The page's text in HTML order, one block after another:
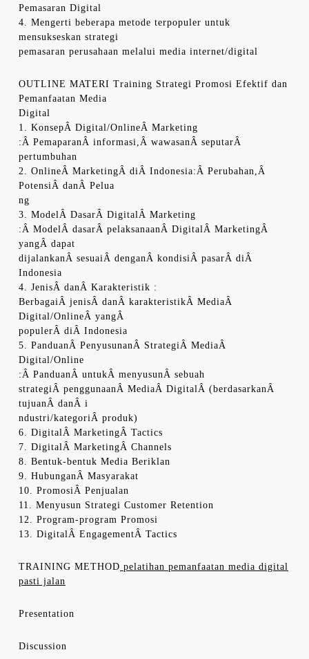
Pemasaran Digital
4. Mengerti beberapa metode terpopuler untuk
mensukseskan strategi
pemasaran perusahaan melalui media internet/digital
OUTLINE MATERI Training Strategi Promosi Efektif dan
Pemanfaatan Media
Digital
1. KonsepÂ Digital/OnlineÂ Marketing
:Â PemaparanÂ informasi,Â wawasanÂ seputarÂ
pertumbuhan
2. OnlineÂ MarketingÂ diÂ Indonesia:Â Perubahan,Â
PotensiÂ danÂ Pelua
ng
3. ModelÂ DasarÂ DigitalÂ Marketing
:Â ModelÂ dasarÂ pelaksanaanÂ DigitalÂ MarketingÂ
yangÂ dapat
dijalankanÂ sesuaiÂ denganÂ kondisiÂ pasarÂ diÂ
Indonesia
4. JenisÂ danÂ Karakteristik :
BerbagaiÂ jenisÂ danÂ karakteristikÂ MediaÂ
Digital/OnlineÂ yangÂ
populerÂ diÂ Indonesia
5. PanduanÂ PenyusunanÂ StrategiÂ MediaÂ
Digital/Online
:Â PanduanÂ untukÂ menyusunÂ sebuah
strategiÂ penggunaanÂ MediaÂ DigitalÂ (berdasarkanÂ
tujuanÂ danÂ i
ndustri/kategoriÂ produk)
6. DigitalÂ MarketingÂ Tactics
7. DigitalÂ MarketingÂ Channels
8. Bentuk-bentuk Media Beriklan
9. HubunganÂ Masyarakat
10. PromosiÂ Penjualan
11. Menyusun Strategi Customer Retention
12. Program-program Promosi
13. DigitalÂ EngagementÂ Tactics
TRAINING METHOD pelatihan pemanfaatan media digital
pasti jalan
Presentation
Discussion